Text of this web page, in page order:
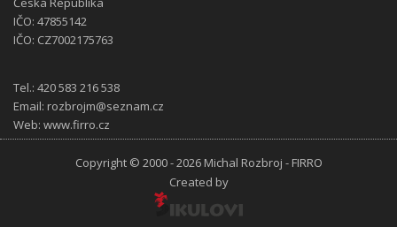
IČO: 47855142
IČO: CZ7002175763
Tel.: 420 583 216 538
Email: rozbrojm@seznam.cz
Web: www.firro.cz
Copyright © 2000 - 2026 Michal Rozbroj - FIRRO
Created by